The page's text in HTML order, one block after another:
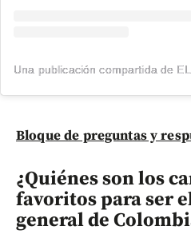
Bloque de preguntas y
¿Quiénes son los
favoritos para ser
general de